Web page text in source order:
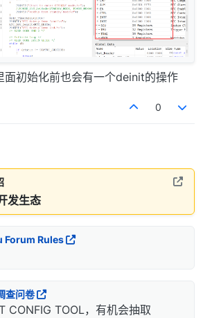
初始化前也会有一个deinit的操作
0
发生态
Forum Rules
查问卷
CONFIG TOOL，有机会抽取